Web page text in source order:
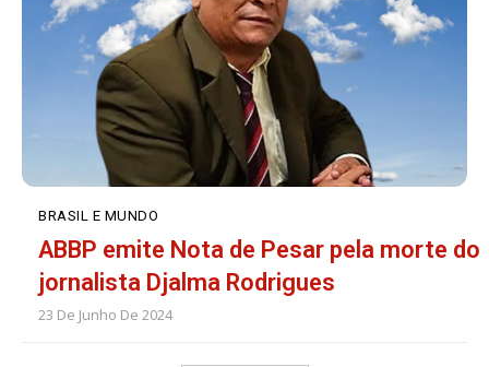
BRASIL E MUNDO
ABBP emite Nota de Pesar pela morte do
jornalista Djalma Rodrigues
23 De Junho De 2024